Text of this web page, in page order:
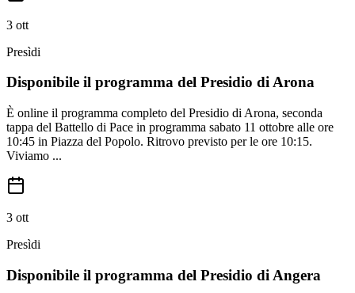
3 ott
Presìdi
Disponibile il programma del Presidio di Arona
È online il programma completo del Presidio di Arona, seconda
tappa del Battello di Pace in programma sabato 11 ottobre alle ore
10:45 in Piazza del Popolo. Ritrovo previsto per le ore 10:15.
Viviamo ...
3 ott
Presìdi
Disponibile il programma del Presidio di Angera